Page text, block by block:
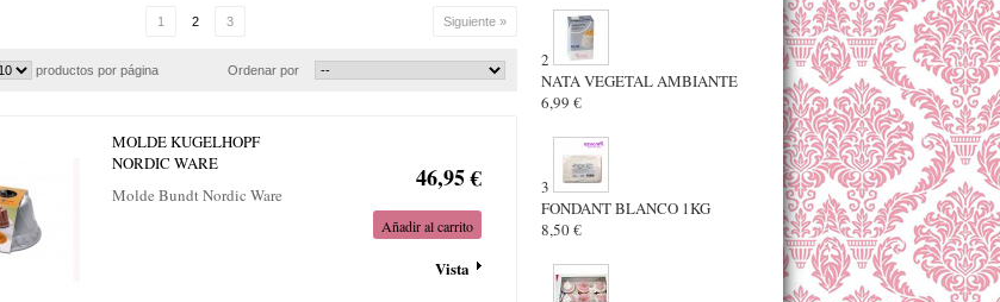
1 2 3 Siguiente »
Ordenar por
productos por página
MOLDE KUGELHOPF
NORDIC WARE
Molde Bundt Nordic Ware
46,95 €
Añadir al carrito
Vista
2
NATA VEGETAL AMBIANTE
6,99 €
3
FONDANT BLANCO 1KG
8,50 €